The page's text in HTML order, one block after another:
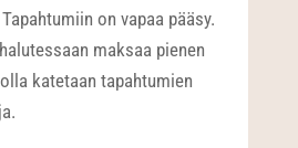
on vapaa pääsy.
maksaa pienen
katetaan tapahtumien